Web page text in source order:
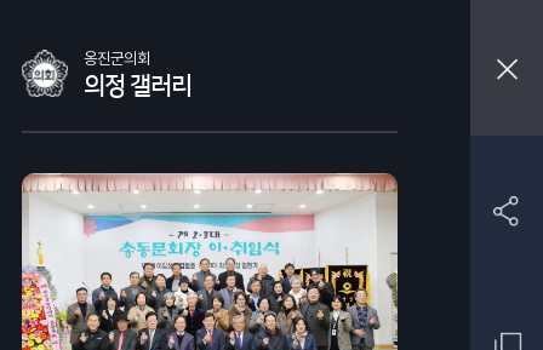
옹진군의회
의정 갤러리